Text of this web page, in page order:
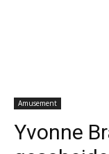
Amusement
Yvonne